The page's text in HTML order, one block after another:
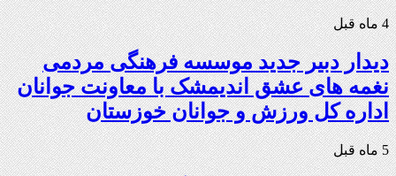
4 ماه قبل
دیدار دبیر جدید موسسه فرهنگی مردمی
نغمه های عشق اندیمشک با معاونت جوانان
اداره کل ورزش و جوانان خوزستان
5 ماه قبل